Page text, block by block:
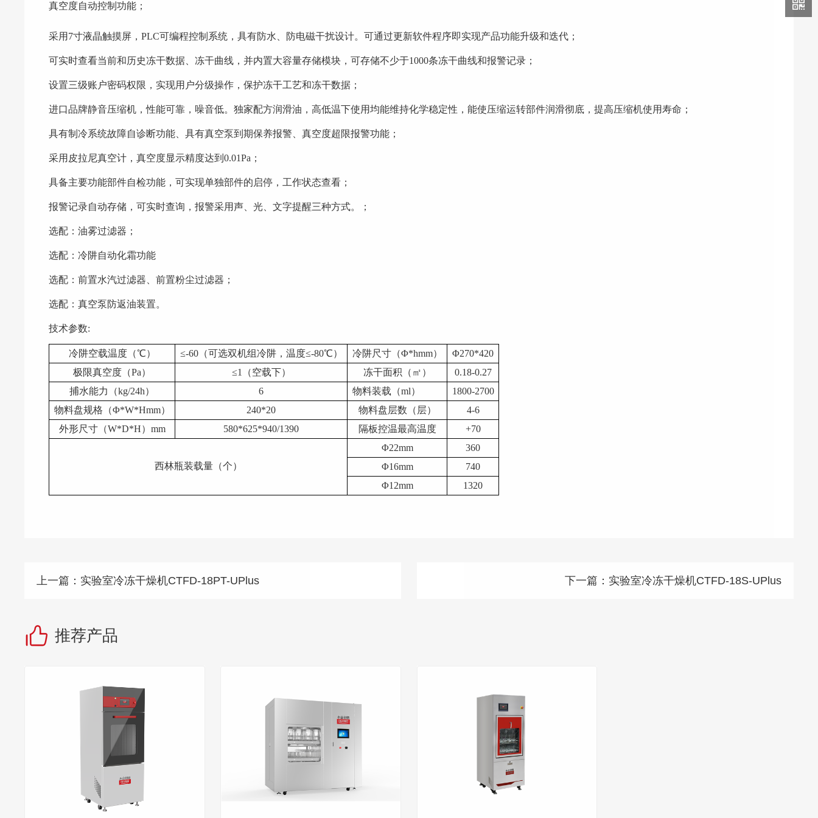
真空度自动控制功能；
采用7寸液晶触摸屏，PLC可编程控制系统，具有防水、防电磁干扰设计。可通过更新软件程序即实现产品功能升级和迭代；
可实时查看当前和历史冻干数据、冻干曲线，并内置大容量存储模块，可存储不少于1000条冻干曲线和报警记录；
设置三级账户密码权限，实现用户分级操作，保护冻干工艺和冻干数据；
进口品牌静音压缩机，性能可靠，噪音低。独家配方润滑油，高低温下使用均能维持化学稳定性，能使压缩运转部件润滑彻底，提高压缩机使用寿命；
具有制冷系统故障自诊断功能、具有真空泵到期保养报警、真空度超限报警功能；
采用皮拉尼真空计，真空度显示精度达到0.01Pa；
具备主要功能部件自检功能，可实现单独部件的启停，工作状态查看；
报警记录自动存储，可实时查询，报警采用声、光、文字提醒三种方式。；
选配：油雾过滤器；
选配：冷阱自动化霜功能
选配：前置水汽过滤器、前置粉尘过滤器；
选配：真空泵防返油装置。
技术参数:
冷阱空载温度（℃） ≤-60（可选双机组冷阱，温度≤-80℃） 冷阱尺寸（Φ*hmm）
Φ270*420
极限真空度（Pa） ≤1（空载下） 冻干面积（㎡）
0.18-0.27
捕水能力（kg/24h） 6 物料装载（ml）
1800-2700
物料盘规格（Φ*W*Hmm） 240*20 物料盘层数（层）
4-6
外形尺寸（W*D*H）mm 580*625*940/1390 隔板控温最高温度 +70
西林瓶装载量（个）
Φ22mm
360
Φ16mm
740
Φ12mm
1320
上一篇： 实验室冷冻干燥机CTFD-18PT-UPlus 下一篇： 实验室冷冻干燥机CTFD-18S-UPlus
推荐产品